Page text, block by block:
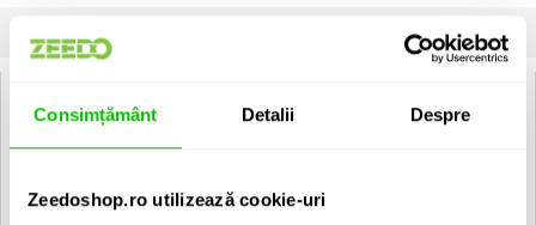
Consimțământ Detalii Despre
Zeedoshop.ro utilizează cookie-uri
)
Prodipe M850 DSP Duo:
- Tip: dinamic